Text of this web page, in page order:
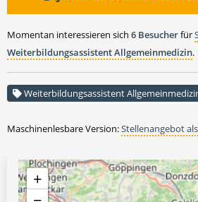
Momentan interessieren sich 6 Besucherfür
Weiterbildungsassistent Allgemeinmedizin.
Weiterbildungsassistent
Maschinenlesbare Version:Stellenangebot
+